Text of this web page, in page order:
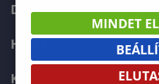
DOKUMENTUMOK
HÍREK
KAPCSOLAT
MINDET